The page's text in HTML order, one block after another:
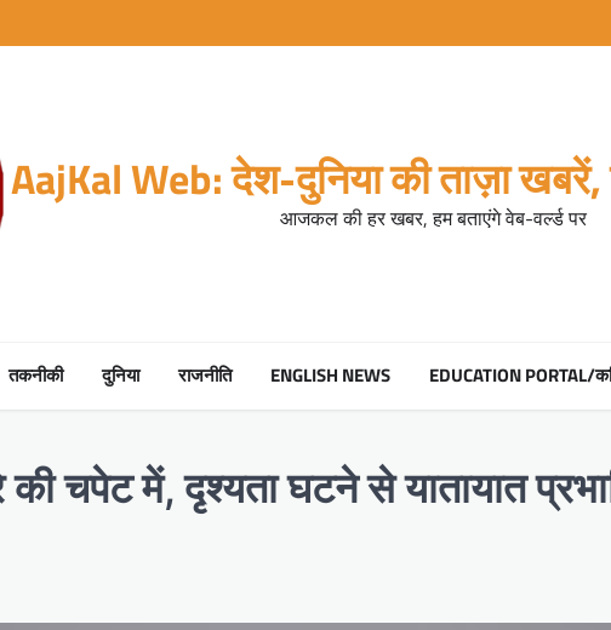
AajKal Web: देश-दुनिया की ताज़ा
आजकल की हर खबर, हम बताएंगे वेब-वर्ल्ड पर
तकनीकी दुनिया राजनीति ENGLISH NEWS EDUCATION PORTAL/
चपेट में, दृश्यता घटने से यातायात